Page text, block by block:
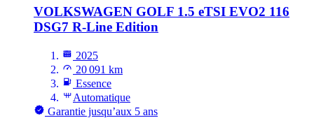
VOLKSWAGEN GOLF 1.5 eTSI EVO2 116
DSG7 R-Line Edition
2025
20 091 km
Essence
Automatique
Garantie jusqu’aux 5 ans